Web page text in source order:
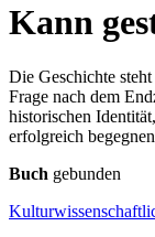
Kann
Die Geschichte
Frage nach dem
historischen
erfolgreich
Buch gebunden